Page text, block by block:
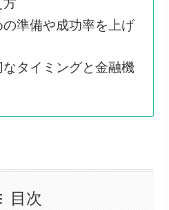
方
準備や成功率を上げ
タイミングと金融機
目次